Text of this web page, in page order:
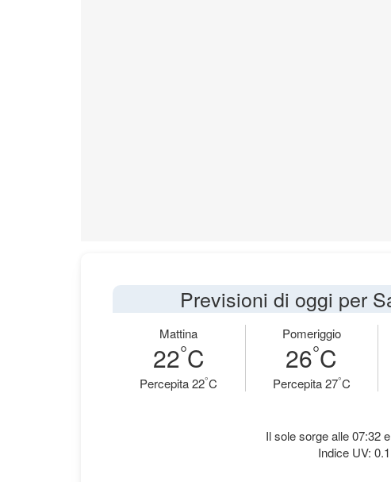
Previsioni di oggi per
Mattina
22°C
Percepita 22°C
Pomeriggio
26°C
Percepita 27°C
Il sole sorge alle 07:32
Indice UV: